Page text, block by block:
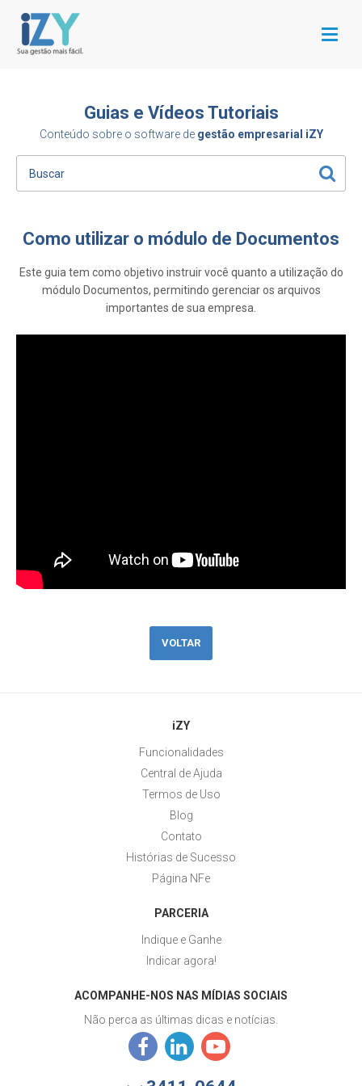
Menu
Guias e Vídeos Tutoriais
Conteúdo sobre o software de gestão empresarial iZY
Como utilizar o módulo de Documentos
Este guia tem como objetivo instruir você quanto a utilização do
módulo Documentos, permitindo gerenciar os arquivos
importantes de sua empresa.
VOLTAR
iZY
Funcionalidades
Central de Ajuda
Termos de Uso
Blog
Contato
Histórias de Sucesso
Página NFe
PARCERIA
Indique e Ganhe
Indicar agora!
ACOMPANHE-NOS NAS MÍDIAS SOCIAIS
Não perca as últimas dicas e notícias.